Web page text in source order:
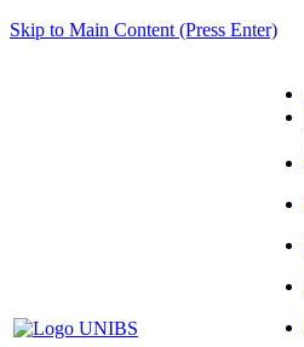
Skip to Main Content (Press Enter)